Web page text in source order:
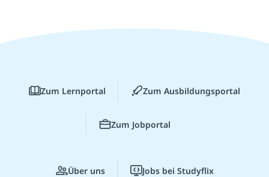
Zum Lernportal Zum Ausbildungsportal
Zum Jobportal
Über uns Jobs bei Studyflix